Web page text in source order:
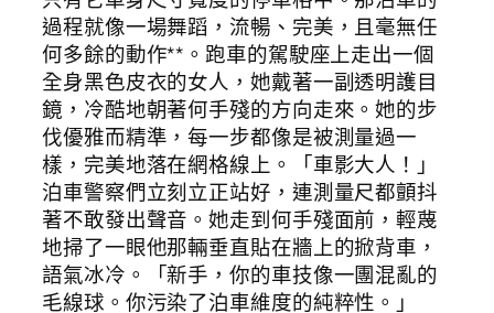
過程就像一場舞蹈，流暢、完美，且毫無任
何多餘的動作**。跑車的駕駛座上走出一個
全身黑色皮衣的女人，她戴著一副透明護目
鏡，冷酷地朝著何手殘的方向走來。她的步
伐優雅而精準，每一步都像是被測量過一
樣，完美地落在網格線上。「車影大人！」
泊車警察們立刻立正站好，連測量尺都顫抖
著不敢發出聲音。她走到何手殘面前，輕蔑
地掃了一眼他那輛垂直貼在牆上的掀背車，
語氣冰冷。「新手，你的車技像一團混亂的
毛線球。你污染了泊車維度的純粹性。」